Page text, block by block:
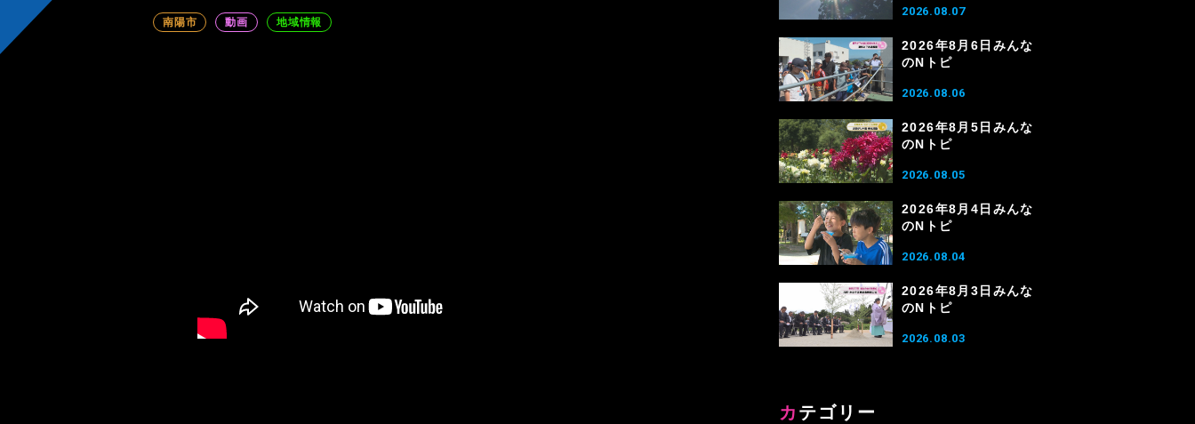
南陽市 動画 地域情報
2026.08.07
2026年8月6日みんな
のNトピ
2026.08.06
2026年8月5日みんな
のNトピ
2026.08.05
2026年8月4日みんな
のNトピ
2026.08.04
2026年8月3日みんな
のNトピ
2026.08.03
カテゴリー